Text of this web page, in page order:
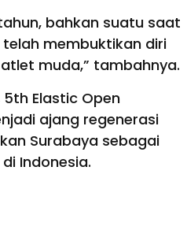
bahkan suatu saat
membuktikan diri
muda,” tambahnya.
Elastic Open
ajang regenerasi
Surabaya sebagai
Indonesia.